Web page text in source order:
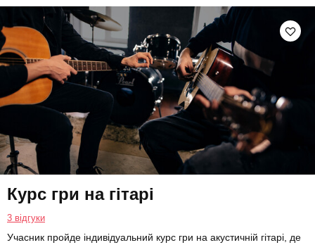
Курс гри на гітарі
3 відгуки
Учасник пройде індивідуальний курс гри на акустичній гітарі, де